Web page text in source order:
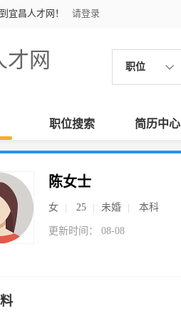
宜昌人才网！ 请登录
才网 职位
职位搜索 简历中心
陈女士
女 25 未婚 本科
更新时间： 08-08